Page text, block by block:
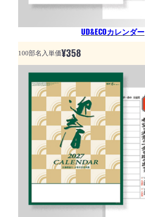
UD&ECOカレンダー
100部名入単価¥358